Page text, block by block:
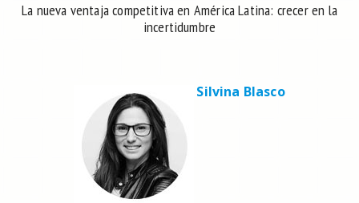
La nueva ventaja competitiva en América Latina: crecer en la
incertidumbre
Silvina Blasco